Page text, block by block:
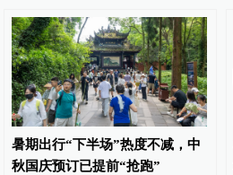
暑期出行“下半场”热度不减，中
秋国庆预订已提前“抢跑”